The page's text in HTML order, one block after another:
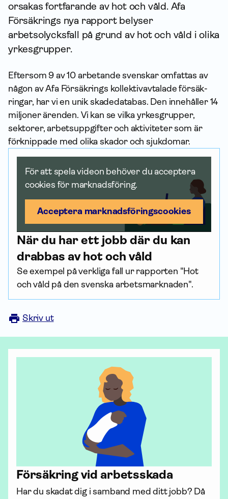
orsakas fortfarande av hot och våld. Afa
Försäkrings nya rapport belyser
arbetsolycksfall på grund av hot och våld i olika
yrkesgrupper.
Eftersom 9 av 10 arbetande svenskar omfattas av
någon av Afa Försäkrings kollektiv­avtalade försäk­
ringar, har vi en unik skadedatabas. Den innehåller 14
miljoner ärenden. Vi kan se vilka yrkesgrupper,
sektorer, arbetsuppgifter och aktiviteter som är
förknippade med olika skador och sjukdomar.
För att spela videon behöver du acceptera
cookies för marknadsföring.
Acceptera marknadsförings­cookies
När du har ett jobb där du kan
drabbas av hot och våld
Se exempel på verkliga fall ur rapporten "Hot
och våld på den svenska arbets­marknaden".
Skriv ut
För­säkring vid arbetsskada
Har du skadat dig i samband med ditt jobb? Då